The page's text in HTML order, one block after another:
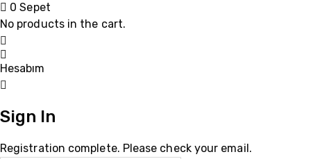
0 Sepet
No products in the cart.
Hesabım
Sign In
Registration complete. Please check your email.